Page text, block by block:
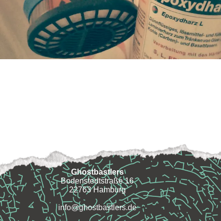
Ghostbastlers
Bodenstedtstraße 16
22763 Hamburg
info@ghostbastlers.de